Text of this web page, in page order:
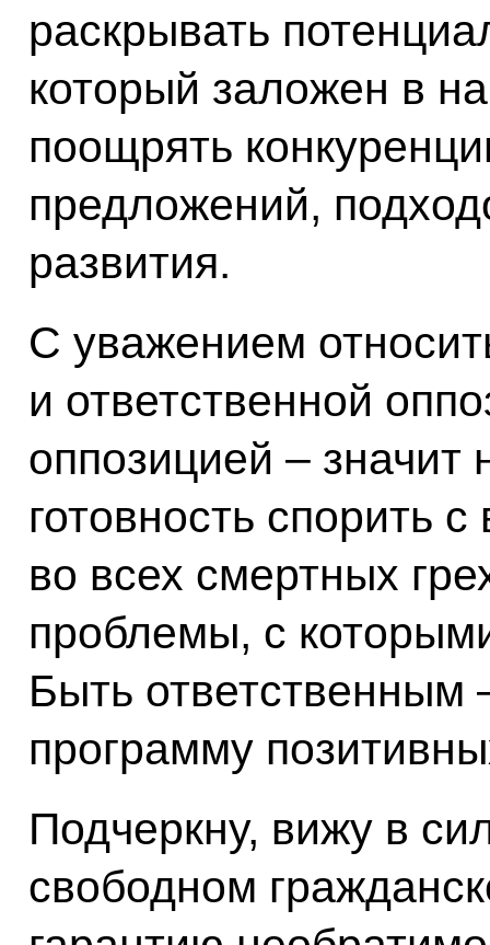
раскрывать
который заложен в
поощрять
предложений,
развития.
С уважением
и ответственной
оппозицией – значит
готовность спорить
во всех смертных
проблемы, с
Быть ответственным
программу
Подчеркну, вижу в
свободном